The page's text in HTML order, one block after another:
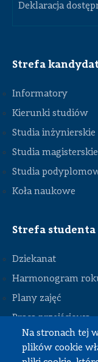
Na stronach tej
plików cookie
Deklaracja
STOPKA
Strefa
Informatory
Kierunki studiów
Studia inżynierskie
Studia magisterskie
Studia
Koła naukowe
Strefa studenta
Dziekanat
Harmonogram
Plany zajęć
Praca przejściowa
Praca dyplomowa
Praktyki studenckie